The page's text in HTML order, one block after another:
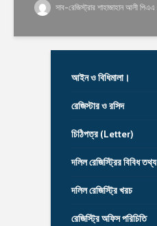
সাব-রেজিস্ট্রার শাহাজাহান আলী পিএএ
আইন ও বিধিমালা।
রেজিস্টার ও রসিদ
চিঠিপত্র (Letter)
দলিল রেজিস্ট্রির বিবিধ তথ্য
দলিল রেজিস্ট্রি খরচ
রেজিস্ট্রি অফিস পরিচিতি